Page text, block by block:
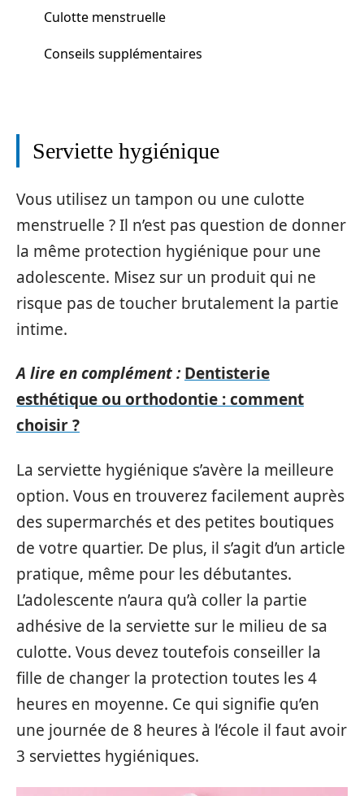
Culotte menstruelle
Conseils supplémentaires
Serviette hygiénique
Vous utilisez un tampon ou une culotte
menstruelle ? Il n’est pas question de donner
la même protection hygiénique pour une
adolescente. Misez sur un produit qui ne
risque pas de toucher brutalement la partie
intime.
A lire en complément : Dentisterie
esthétique ou orthodontie : comment
choisir ?
La serviette hygiénique s’avère la meilleure
option. Vous en trouverez facilement auprès
des supermarchés et des petites boutiques
de votre quartier. De plus, il s’agit d’un article
pratique, même pour les débutantes.
L’adolescente n’aura qu’à coller la partie
adhésive de la serviette sur le milieu de sa
culotte. Vous devez toutefois conseiller la
fille de changer la protection toutes les 4
heures en moyenne. Ce qui signifie qu’en
une journée de 8 heures à l’école il faut avoir
3 serviettes hygiéniques.